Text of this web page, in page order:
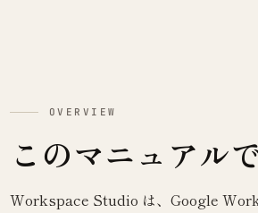
OVERVIEW
このマニュアル
Workspace Studio は、Google